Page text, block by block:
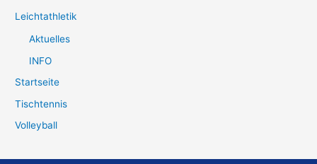
Leichtathletik
Aktuelles
INFO
Startseite
Tischtennis
Volleyball